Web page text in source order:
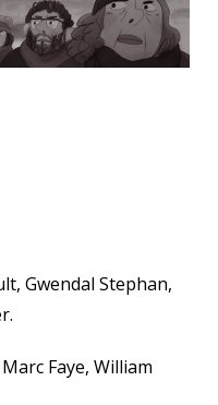
Gwendal Stephan,
Faye, William